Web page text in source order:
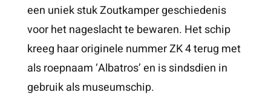
een uniek stuk Zoutkamper geschiedenis
voor het nageslacht te bewaren. Het schip
kreeg haar originele nummer ZK 4 terug met
als roepnaam ‘Albatros’ en is sindsdien in
gebruik als museumschip.